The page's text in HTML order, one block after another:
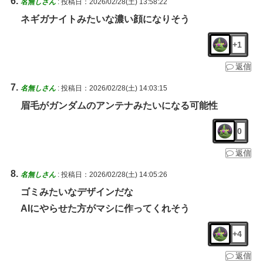
名無しさん : 投稿日：2026/02/28(土) 13:58:22
ネギガナイトみたいな濃い顔になりそう
+1
返信
名無しさん : 投稿日：2026/02/28(土) 14:03:15
眉毛がガンダムのアンテナみたいになる可能性
0
返信
名無しさん : 投稿日：2026/02/28(土) 14:05:26
ゴミみたいなデザインだな
AIにやらせた方がマシに作ってくれそう
+4
返信